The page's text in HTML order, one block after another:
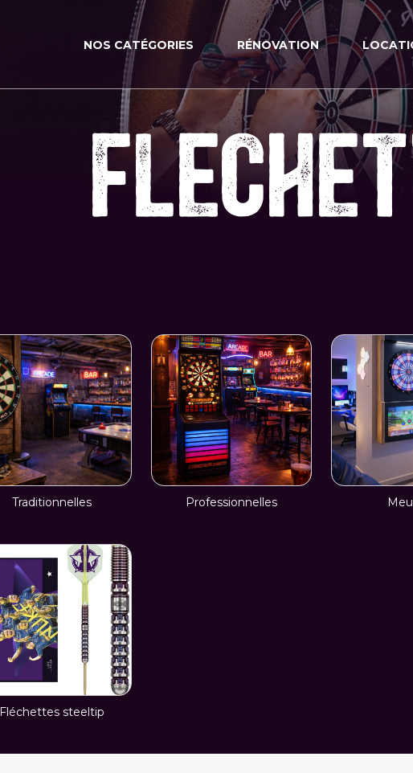
NOS CATÉGORIES RÉNOVATION
Traditionnelles Professionnelles
Fléchettes steeltip